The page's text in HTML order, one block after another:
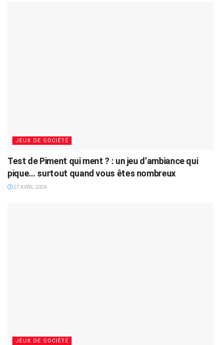
JEUX DE SOCIÉTÉ
Test de Piment qui ment ? : un jeu d’ambiance qui
pique… surtout quand vous êtes nombreux
27 AVRIL 2026
JEUX DE SOCIÉTÉ